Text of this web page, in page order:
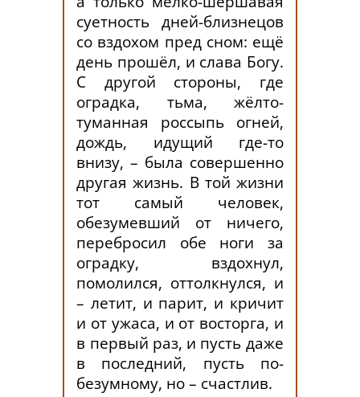
суетность дней-близнецов
со вздохом пред сном: ещё
день прошёл, и слава Богу.
С другой стороны, где
оградка, тьма, жёлто-
туманная россыпь огней,
дождь, идущий где-то
внизу, – была совершенно
другая жизнь. В той жизни
тот самый человек,
обезумевший от ничего,
перебросил обе ноги за
оградку, вздохнул,
помолился, оттолкнулся, и
– летит, и парит, и кричит
и от ужаса, и от восторга, и
в первый раз, и пусть даже
в последний, пусть по-
безумному, но – счастлив.